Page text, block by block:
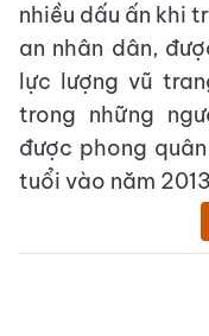
nhiều dấu ấn khi
an nhân dân,
lực lượng vũ
trong những
được phong
tuổi vào năm